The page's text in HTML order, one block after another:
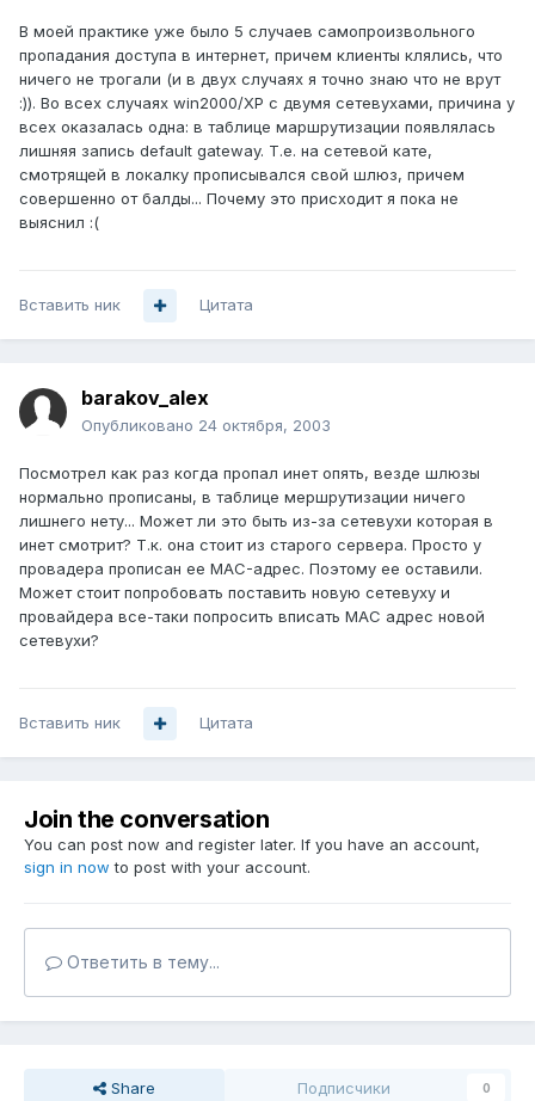
В моей практике уже было 5 случаев самопроизвольного
пропадания доступа в интернет, причем клиенты клялись, что
ничего не трогали (и в двух случаях я точно знаю что не врут
:)). Во всех случаях win2000/XP с двумя сетевухами, причина у
всех оказалась одна: в таблице маршрутизации появлялась
лишняя запись default gateway. Т.е. на сетевой кате,
смотрящей в локалку прописывался свой шлюз, причем
совершенно от балды... Почему это присходит я пока не
выяснил :(
Вставить ник Цитата
barakov_alex
Опубликовано 24 октября, 2003
Посмотрел как раз когда пропал инет опять, везде шлюзы
нормально прописаны, в таблице мершрутизации ничего
лишнего нету... Может ли это быть из-за сетевухи которая в
инет смотрит? Т.к. она стоит из старого сервера. Просто у
провадера прописан ее MAC-адрес. Поэтому ее оставили.
Может стоит попробовать поставить новую сетевуху и
провайдера все-таки попросить вписать MAC адрес новой
сетевухи?
Вставить ник Цитата
Join the conversation
You can post now and register later. If you have an account,
sign in now to post with your account.
Ответить в тему...
Share Подписчики 0